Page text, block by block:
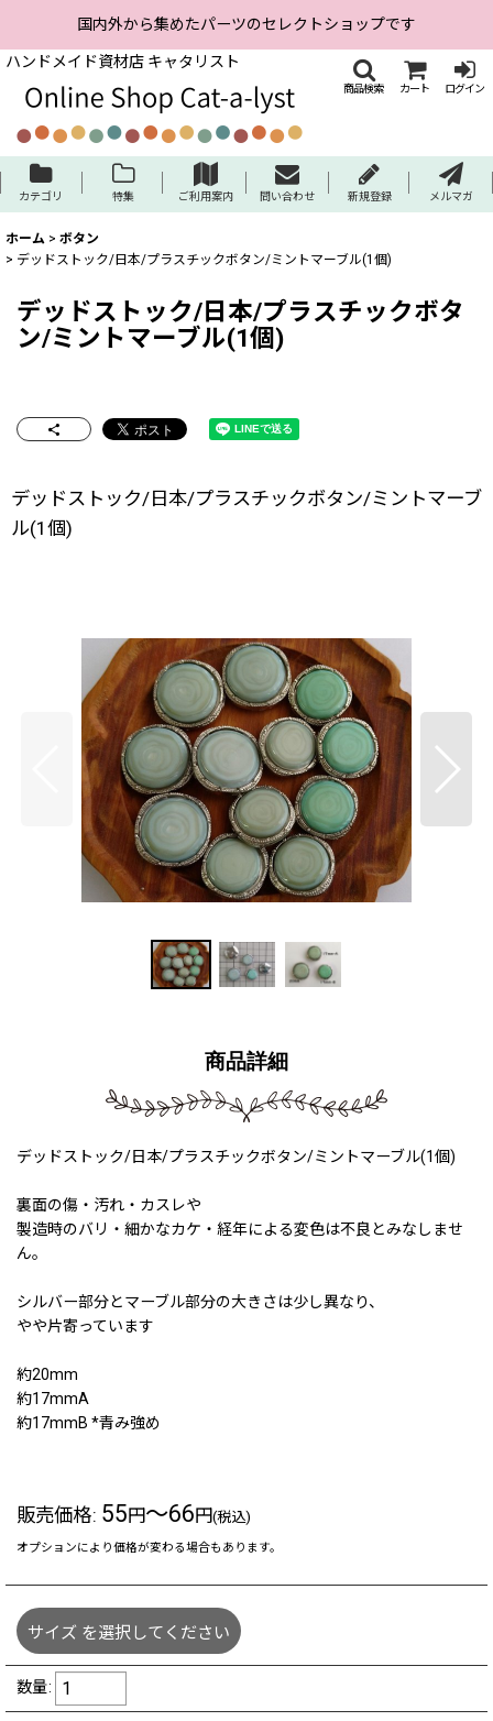
国内外から集めたパーツのセレクトショップです
ハンドメイド資材店 キャタリスト
商品検索 カート ログイン
カテゴリ 特集 ご利用案内 問い合わせ 新規登録 メルマガ
ホーム > ボタン
> デッドストック/日本/プラスチックボタン/ミントマーブル(1個)
デッドストック/日本/プラスチックボタ
ン/ミントマーブル(1個)
デッドストック/日本/プラスチックボタン/ミントマーブ
ル(1個)
商品詳細
デッドストック/日本/プラスチックボタン/ミントマーブル(1個)
裏面の傷・汚れ・カスレや
製造時のバリ・細かなカケ・経年による変色は不良とみなしませ
ん。
シルバー部分とマーブル部分の大きさは少し異なり、
やや片寄っています
約20mm
約17mmA
約17mmB *青み強め
販売価格: 55円～66円(税込)
オプションにより価格が変わる場合もあります。
サイズ を選択してください
数量: